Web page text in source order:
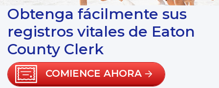
Obtenga fácilmente sus
registros vitales de Eaton
County Clerk
COMIENCE AHORA